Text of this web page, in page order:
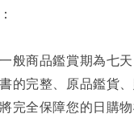
般商品鑑賞期為七
的完整、原品鑑貨
完全保障您的日購